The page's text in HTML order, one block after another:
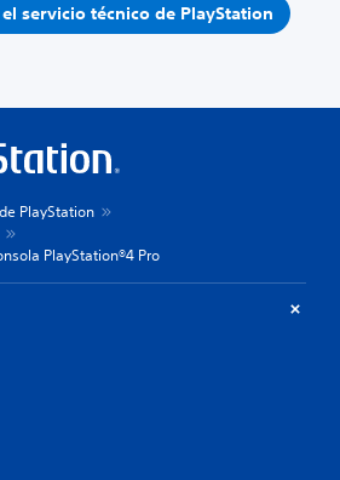
servicio técnico de PlayStation
PlayStation
PlayStation®4 Pro